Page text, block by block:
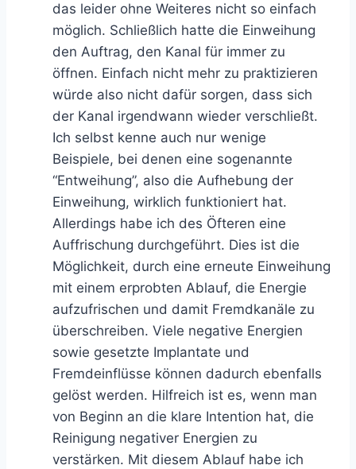
das leider ohne Weiteres nicht so einfach
möglich. Schließlich hatte die Einweihung
den Auftrag, den Kanal für immer zu
öffnen. Einfach nicht mehr zu praktizieren
würde also nicht dafür sorgen, dass sich
der Kanal irgendwann wieder verschließt.
Ich selbst kenne auch nur wenige
Beispiele, bei denen eine sogenannte
“Entweihung”, also die Aufhebung der
Einweihung, wirklich funktioniert hat.
Allerdings habe ich des Öfteren eine
Auffrischung durchgeführt. Dies ist die
Möglichkeit, durch eine erneute Einweihung
mit einem erprobten Ablauf, die Energie
aufzufrischen und damit Fremdkanäle zu
überschreiben. Viele negative Energien
sowie gesetzte Implantate und
Fremdeinflüsse können dadurch ebenfalls
gelöst werden. Hilfreich ist es, wenn man
von Beginn an die klare Intention hat, die
Reinigung negativer Energien zu
verstärken. Mit diesem Ablauf habe ich